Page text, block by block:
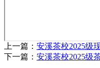
上一篇： 安溪茶校2025级
下一篇： 安溪茶校2025级